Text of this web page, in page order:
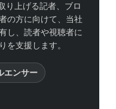
り上げる記者、ブロ
の方に向けて、当社
し、読者や視聴者に
を支援します。
エンサー